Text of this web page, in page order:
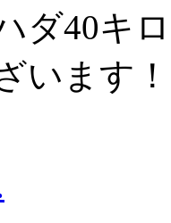
ダ40キ
います